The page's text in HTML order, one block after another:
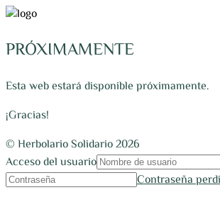
PRÓXIMAMENTE
Esta web estará disponible próximamente.
¡Gracias!
© Herbolario Solidario 2026
Acceso del usuario
Contraseña